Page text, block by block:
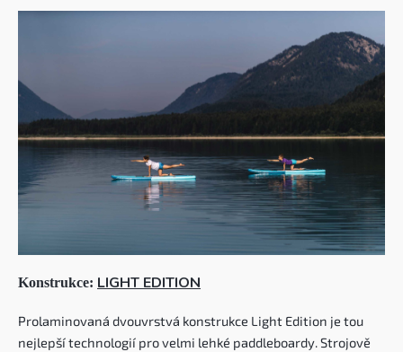
Konstrukce: LIGHT EDITION
Prolaminovaná dvouvrstvá konstrukce Light Edition je tou
nejlepší technologií pro velmi lehké paddleboardy. Strojově